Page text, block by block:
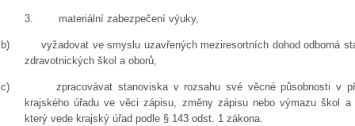
3. materiální zabezpečení výuky,
b)
vyžadovat ve smyslu uzavřených meziresortních dohod odborná
zdravotnických škol a oborů,
c)
zpracovávat stanoviska v rozsahu své věcné působnosti v
krajského úřadu ve věci zápisu, změny zápisu nebo výmazu škol
který vede krajský úřad podle § 143 odst. 1 zákona.